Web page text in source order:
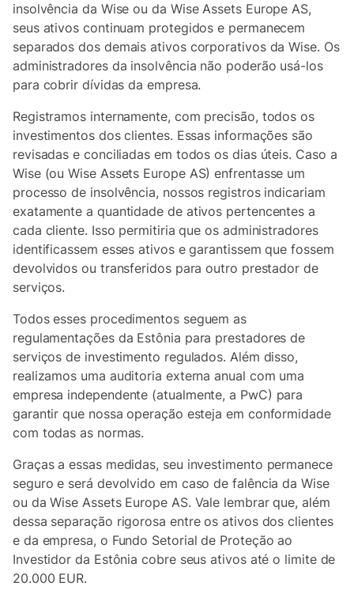
insolvência da Wise ou da Wise Assets Europe AS,
seus ativos continuam protegidos e permanecem
separados dos demais ativos corporativos da Wise. Os
administradores da insolvência não poderão usá-los
para cobrir dívidas da empresa.
Registramos internamente, com precisão, todos os
investimentos dos clientes. Essas informações são
revisadas e conciliadas em todos os dias úteis. Caso a
Wise (ou Wise Assets Europe AS) enfrentasse um
processo de insolvência, nossos registros indicariam
exatamente a quantidade de ativos pertencentes a
cada cliente. Isso permitiria que os administradores
identificassem esses ativos e garantissem que fossem
devolvidos ou transferidos para outro prestador de
serviços.
Todos esses procedimentos seguem as
regulamentações da Estônia para prestadores de
serviços de investimento regulados. Além disso,
realizamos uma auditoria externa anual com uma
empresa independente (atualmente, a PwC) para
garantir que nossa operação esteja em conformidade
com todas as normas.
Graças a essas medidas, seu investimento permanece
seguro e será devolvido em caso de falência da Wise
ou da Wise Assets Europe AS. Vale lembrar que, além
dessa separação rigorosa entre os ativos dos clientes
e da empresa, o Fundo Setorial de Proteção ao
Investidor da Estônia cobre seus ativos até o limite de
20.000 EUR.